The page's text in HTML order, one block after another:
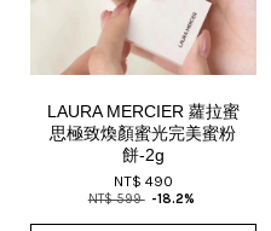
LAURA MERCIER 蘿拉蜜
思極致煥顏蜜光完美蜜粉
餅-2g
NT$ 490
NT$ 599 -18.2%